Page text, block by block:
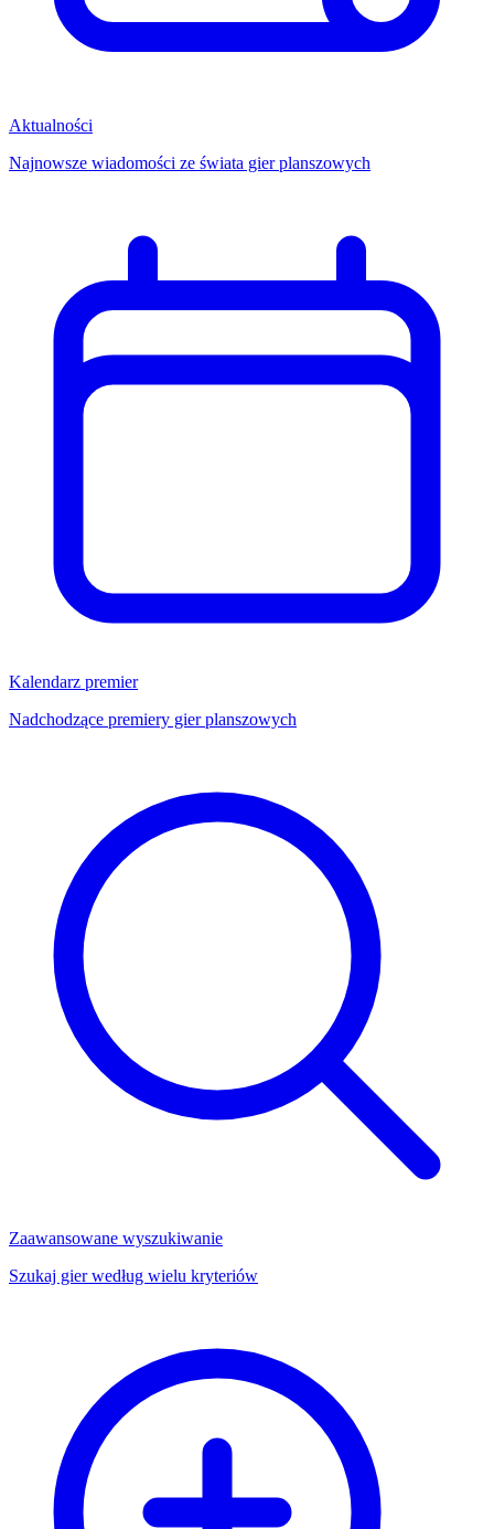
Aktualności
Najnowsze wiadomości ze świata gier planszowych
Kalendarz premier
Nadchodzące premiery gier planszowych
Zaawansowane wyszukiwanie
Szukaj gier według wielu kryteriów